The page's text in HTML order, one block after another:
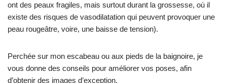
ont des peaux fragiles, mais surtout durant la grossesse, où il
existe des risques de vasodilatation qui peuvent provoquer une
peau rougeâtre, voire, une baisse de tension).
Perchée sur mon escabeau ou aux pieds de la baignoire, je
vous donne des conseils pour améliorer vos poses, afin
d’obtenir des images d’exception.